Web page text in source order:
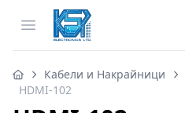
Open menu
Кабели и Накрайници
HDMI-102